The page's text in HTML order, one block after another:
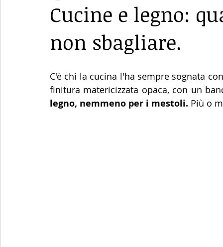
Inizia La tua community
Cucine e legno:
non sbagliare.
C'è chi la cucina l'ha sempre sognata
finitura matericizzata opaca, con un
legno, nemmeno per i mestoli. Più o